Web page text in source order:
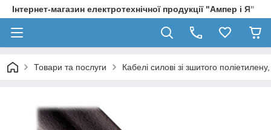
Інтернет-магазин електротехнічної продукції "Ампер і Я"
Товари та послуги Кабелі силові зі зшитого